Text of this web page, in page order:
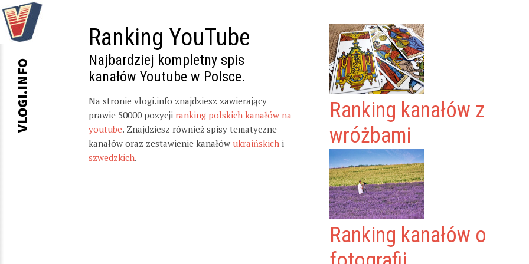
Ranking YouTube
Najbardziej kompletny spis
kanałów Youtube w Polsce.
Na stronie vlogi.info znajdziesz zawierający
prawie 50000 pozycji ranking polskich kanałów na
youtube. Znajdziesz również spisy tematyczne
kanałów oraz zestawienie kanałów ukraińskich i
szwedzkich.
Ranking kanałów z
wróżbami
Ranking kanałów o
VLOGI.INFO